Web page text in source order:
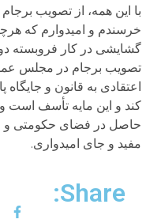
با این همه، از تصویب
خرسندم و امیدوارم که
گشایشی در کار فروبسته
تصویب برجام در مجلس
اعتقادی به قانون و جایگاه
کند و این مایه تأسف است
حاصل در فضای حکومتی و
مفید و جای امیدواری.
Share: